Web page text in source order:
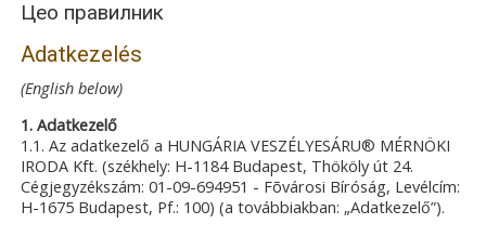
Цео правилник
Adatkezelés
(English below)
1. Adatkezelő
1.1. Az adatkezelő a HUNGÁRIA VESZÉLYESÁRU® MÉRNÖKI
IRODA Kft. (székhely: H-1184 Budapest, Thököly út 24.
Cégjegyzékszám: 01-09-694951 - Fõvárosi Bíróság, Levélcím:
H-1675 Budapest, Pf.: 100) (a továbbiakban: „Adatkezelő”).